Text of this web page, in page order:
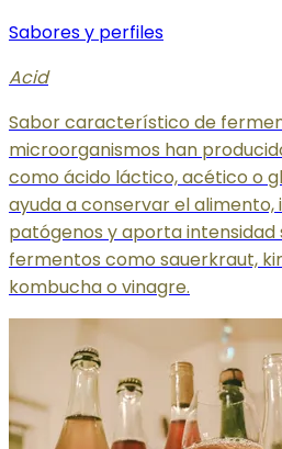
Sabores y perfiles
Acid
Sabor característico de
microorganismos han
como ácido láctico, acético o
ayuda a conservar el alimento,
patógenos y aporta intensidad
fermentos como sauerkraut,
kombucha o vinagre.